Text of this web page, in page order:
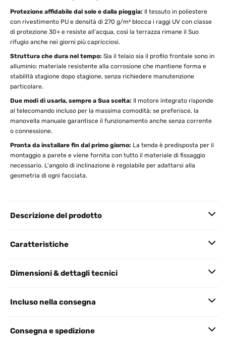
Protezione affidabile dal sole e dalla pioggia: Il tessuto in poliestere
con rivestimento PU e densità di 270 g/m² blocca i raggi UV con classe
di protezione 30+ e resiste all'acqua, così la terrazza rimane il Suo
rifugio anche nei giorni più capricciosi.
Struttura che dura nel tempo: Sia il telaio sia il profilo frontale sono in
alluminio: materiale resistente alla corrosione che mantiene forma e
stabilità stagione dopo stagione, senza richiedere manutenzione
particolare.
Due modi di usarla, sempre a Sua scelta: Il motore integrato risponde
al telecomando incluso per la massima comodità; se preferisce, la
manovella manuale garantisce il funzionamento anche senza corrente
o connessione.
Pronta da installare fin dal primo giorno: La tenda è predisposta per il
montaggio a parete e viene fornita con tutto il materiale di fissaggio
necessario. L'angolo di inclinazione è regolabile per adattarsi alla
geometria di ogni facciata.
Descrizione del prodotto
Caratteristiche
Dimensioni & dettagli tecnici
Incluso nella consegna
Consegna e spedizione